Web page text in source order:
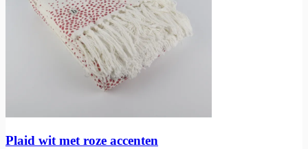
Plaid wit met roze accenten